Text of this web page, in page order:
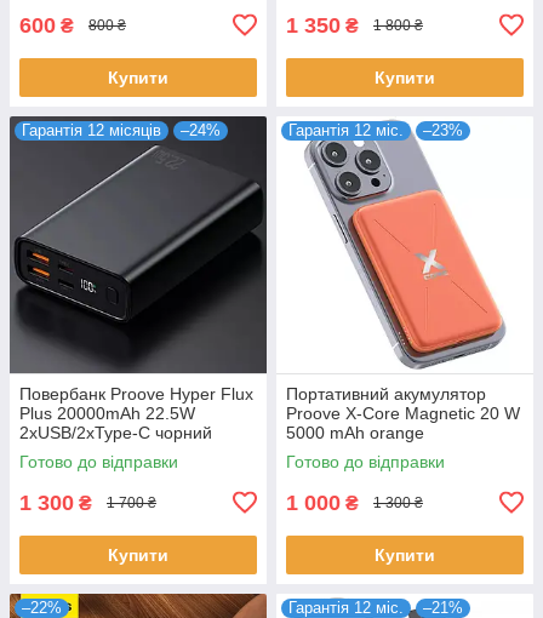
600 ₴ 800 ₴
Купити
1 350 ₴ 1 800 ₴
Купити
Гарантія 12 місяців –24%
Повербанк Proove Hyper Flux
Plus 20000mAh 22.5W
2xUSB/2xType-C чорний
(PBF222120001)
Готово до відправки
1 300 ₴ 1 700 ₴
Купити
Гарантія 12 міс. –23%
Портативний акумулятор
Proove X-Core Magnetic 20 W
5000 mAh orange
(PNXC20010018)
Готово до відправки
1 000 ₴ 1 300 ₴
Купити
–22% Гарантія 12 міс. –21%